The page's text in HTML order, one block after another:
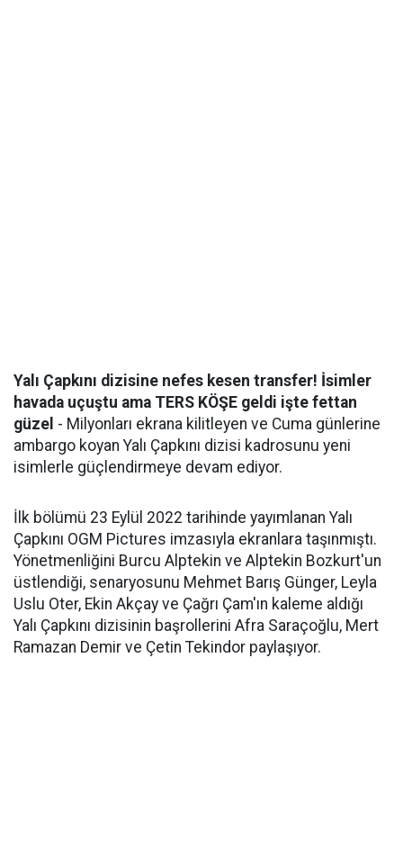
Yalı Çapkını dizisine nefes kesen transfer! İsimler
havada uçuştu ama TERS KÖŞE geldi işte fettan
güzel - Milyonları ekrana kilitleyen ve Cuma günlerine
ambargo koyan Yalı Çapkını dizisi kadrosunu yeni
isimlerle güçlendirmeye devam ediyor.
İlk bölümü 23 Eylül 2022 tarihinde yayımlanan Yalı
Çapkını OGM Pictures imzasıyla ekranlara taşınmıştı.
Yönetmenliğini Burcu Alptekin ve Alptekin Bozkurt'un
üstlendiği, senaryosunu Mehmet Barış Günger, Leyla
Uslu Oter, Ekin Akçay ve Çağrı Çam'ın kaleme aldığı
Yalı Çapkını dizisinin başrollerini Afra Saraçoğlu, Mert
Ramazan Demir ve Çetin Tekindor paylaşıyor.